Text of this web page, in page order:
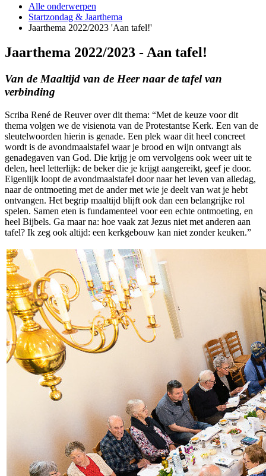
Alle onderwerpen
Startzondag & Jaarthema
Jaarthema 2022/2023 'Aan tafel!'
Jaarthema 2022/2023 - Aan tafel!
Van de Maaltijd van de Heer naar de tafel van
verbinding
Scriba René de Reuver over dit thema: “Met de keuze voor dit
thema volgen we de visienota van de Protestantse Kerk. Een van de
sleutelwoorden hierin is genade. Een plek waar dit heel concreet
wordt is de avondmaalstafel waar je brood en wijn ontvangt als
genadegaven van God. Die krijg je om vervolgens ook weer uit te
delen, heel letterlijk: de beker die je krijgt aangereikt, geef je door.
Eigenlijk loopt de avondmaalstafel door naar het leven van alledag,
naar de ontmoeting met de ander met wie je deelt van wat je hebt
ontvangen. Het begrip maaltijd blijft ook dan een belangrijke rol
spelen. Samen eten is fundamenteel voor een echte ontmoeting, en
heel Bijbels. Ga maar na: hoe vaak zat Jezus niet met anderen aan
tafel? Ik zeg ook altijd: een kerkgebouw kan niet zonder keuken.”